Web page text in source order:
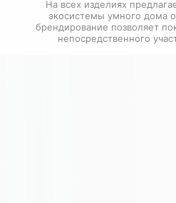
На всех изделиях
экосистемы умного дома
брендирование позволяет
непосредственного